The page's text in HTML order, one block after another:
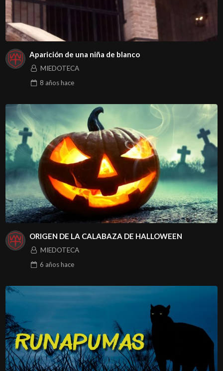
Aparición de una niña de blanco
MIEDOTECA
8 añoshace
ORIGEN DE LA CALABAZA DE HALLOWEEN
MIEDOTECA
6 añoshace